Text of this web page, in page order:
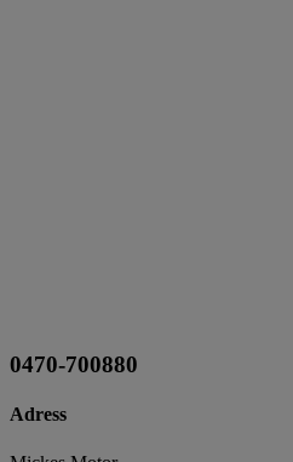
0470-700880
Adress